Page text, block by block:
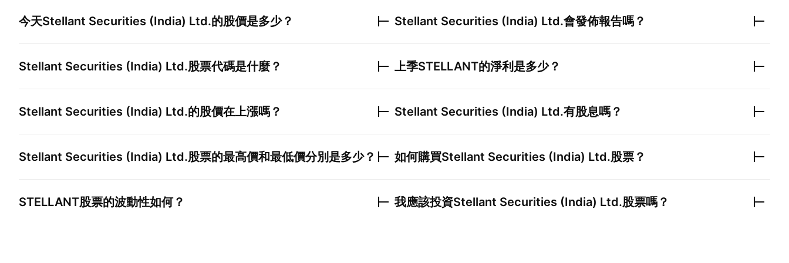
今天Stellant Securities (India) Ltd.的股價是多少？
Stellant Securities (India) Ltd.股票代碼是什麼？
Stellant Securities (India) Ltd.的股價在上漲嗎？
Stellant Securities (India) Ltd.股票的最高價和最低價分別是多少？
STELLANT股票的波動性如何？
Stellant Securities (India) Ltd.會發佈報告嗎？
上季STELLANT的淨利是多少？
Stellant Securities (India) Ltd.有股息嗎？
如何購買Stellant Securities (India) Ltd.股票？
我應該投資Stellant Securities (India) Ltd.股票嗎？